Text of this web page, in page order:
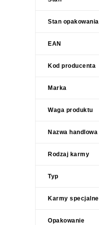
Stan opakowania
EAN
Kod producenta
Marka
Waga produktu
Nazwa handlowa
Rodzaj karmy
Typ
Karmy specjalne
Opakowanie